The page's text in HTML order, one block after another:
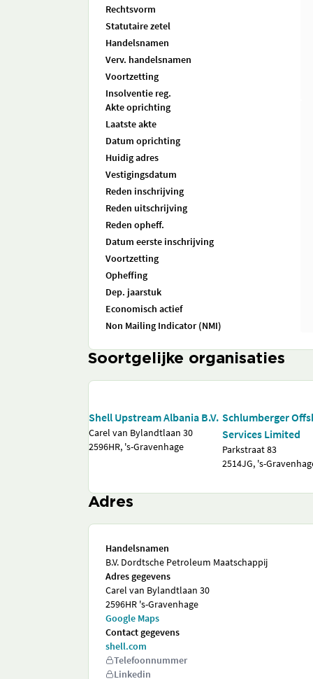
Rechtsvorm
Statutaire zetel
Handelsnamen
Verv. handelsnamen
Voortzetting
Insolventie reg.
Akte oprichting
Laatste akte
Datum oprichting
Huidig adres
Vestigingsdatum
Reden inschrijving
Reden uitschrijving
Reden opheff.
Datum eerste inschrijving
Voortzetting
Opheffing
Dep. jaarstuk
Economisch actief
Non Mailing Indicator (NMI)
Soortgelijke organisaties
Shell Upstream Albania B.V.
Carel van Bylandtlaan 30
2596HR, 's-Gravenhage
Schlumberger
Services Limited
Parkstraat 83
2514JG, 's-
Adres
Handelsnamen
B.V. Dordtsche Petroleum Maatschappij
Adres gegevens
Carel van Bylandtlaan 30
2596HR 's-Gravenhage
Google Maps
Contact gegevens
shell.com
Telefoonnummer
Linkedin